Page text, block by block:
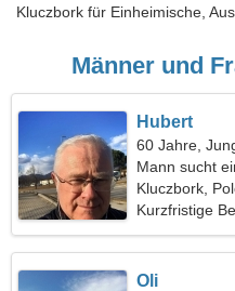
Kluczbork für Einheimische,
Männer und
Hubert
60 Jahre,
Mann sucht
Kluczbork,
Kurzfristige
Oli